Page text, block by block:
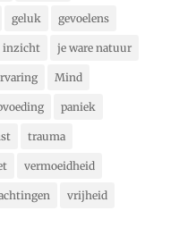
geluk gevoelens
inzicht je ware natuur
Mind
paniek
trauma
vermoeidheid
vrijheid